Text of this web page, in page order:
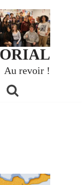
Au revoir !